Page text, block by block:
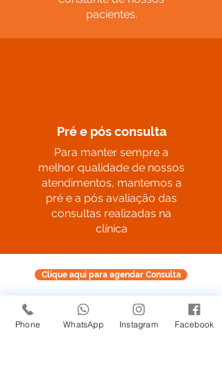
pacientes.
Pré e pós consulta
Para manter sempre a
melhor qualidade de nossos
atendimentos, mantemos a
pré e a pós avaliação das
consultas realizadas na
clínica
Clique aqui para agendar Consulta
Faça seu Orçamento Agora!
Phone WhatsApp Instagram Facebook